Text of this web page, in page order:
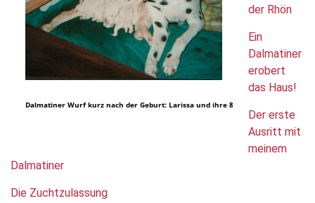
Dalmatiner Wurf kurz nach der Geburt: Larissa und ihre 8
der Rhön
Ein
Dalmatiner
erobert
das Haus!
Der erste
Ausritt mit
meinem
Dalmatiner
Die Zuchtzulassung